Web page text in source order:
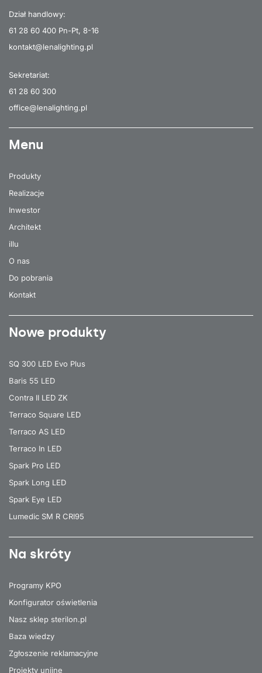
Dział handlowy:
61 28 60 400 Pn-Pt, 8-16
kontakt@lenalighting.pl
Sekretariat:
61 28 60 300
office@lenalighting.pl
Menu
Produkty
Realizacje
Inwestor
Architekt
illu
O nas
Do pobrania
Kontakt
Nowe produkty
SQ 300 LED Evo Plus
Baris 55 LED
Contra II LED ZK
Terraco Square LED
Terraco AS LED
Terraco In LED
Spark Pro LED
Spark Long LED
Spark Eye LED
Lumedic SM R CRI95
Na skróty
Programy KPO
Konfigurator oświetlenia
Nasz sklep sterilon.pl
Baza wiedzy
Zgłoszenie reklamacyjne
Projekty unijne